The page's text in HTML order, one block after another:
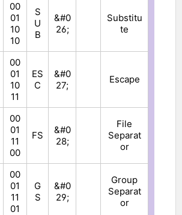
00
01
10
10
S
U
B
&#0
26;
Substitu
te
00
01
10
11
ES
C
&#0
27;
Escape
00
01
11
00
FS
&#0
28;
File
Separat
or
00
01
11
01
G
S
&#0
29;
Group
Separat
or